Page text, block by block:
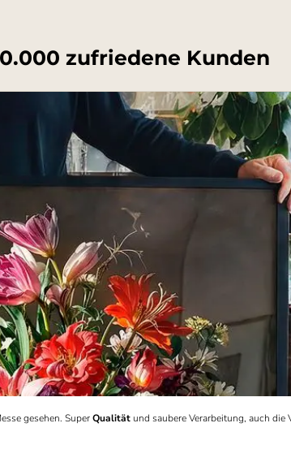
zufriedene Kunden
gesehen. SuperQualität und saubere Verarbeitung, auch die